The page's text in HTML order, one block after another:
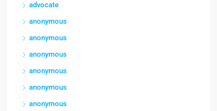
advocate
anonymous
anonymous
anonymous
anonymous
anonymous
anonymous